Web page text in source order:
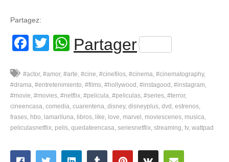
Partagez:
Facebook
Twitter
WhatsApp
Partager
#actor #amor #arte #cine #cinefilos #cinema #cinematography
#drama #entretenimiento #films #hollywood #instagood #instagram
#movie #movies #netflix #pelicula #peliculas #series #terror
cineencasa comedia cuarentena disney disneyplus dvd estrenos
frases hbo lamariluna libros like love marvel moviescenes musica
peliculasnetflix pelis quedateencasa seriesnetflix streaming tv wattpad